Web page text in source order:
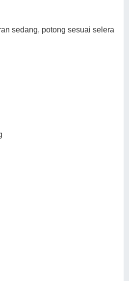
sedang, potong sesuai selera